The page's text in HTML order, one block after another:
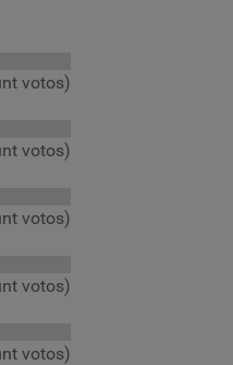
votos)
votos)
votos)
votos)
votos)